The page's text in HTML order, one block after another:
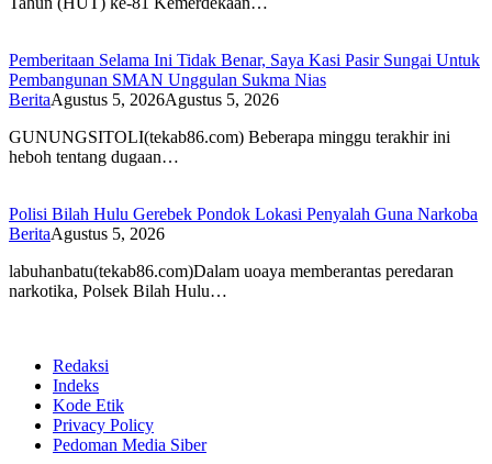
Pemberitaan Selama Ini Tidak Benar, Saya Kasi Pasir Sungai Untuk
Pembangunan SMAN Unggulan Sukma Nias
BeritaAgustus 5, 2026Agustus 5, 2026
GUNUNGSITOLI(tekab86.com) Beberapa minggu terakhir ini
heboh tentang dugaan…
Polisi Bilah Hulu Gerebek Pondok Lokasi Penyalah Guna Narkoba
BeritaAgustus 5, 2026
labuhanbatu(tekab86.com)Dalam uoaya memberantas peredaran
narkotika, Polsek Bilah Hulu…
Redaksi
Indeks
Kode Etik
Privacy Policy
Pedoman Media Siber